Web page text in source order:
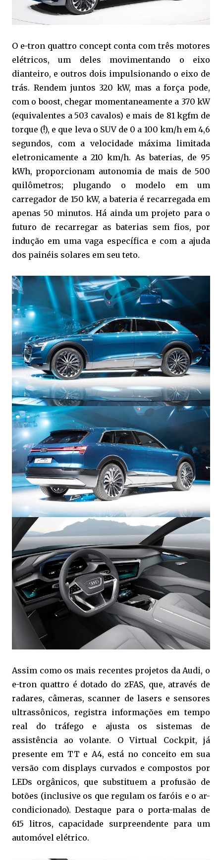
O e-tron quattro concept conta com três motores
elétricos, um deles movimentando o eixo
dianteiro, e outros dois impulsionando o eixo de
trás. Rendem juntos 320 kW, mas a força pode,
com o boost, chegar momentaneamente a 370 kW
(equivalentes a 503 cavalos) e mais de 81 kgfm de
torque (!), e que leva o SUV de 0 a 100 km/h em 4,6
segundos, com a velocidade máxima limitada
eletronicamente a 210 km/h. As baterias, de 95
kWh, proporcionam autonomia de mais de 500
quilômetros; plugando o modelo em um
carregador de 150 kW, a bateria é recarregada em
apenas 50 minutos. Há ainda um projeto para o
futuro de recarregar as baterias sem fios, por
indução em uma vaga específica e com a ajuda
dos painéis solares em seu teto.
Assim como os mais recentes projetos da Audi, o
e-tron quattro é dotado do zFAS, que, através de
radares, câmeras, scanner de lasers e sensores
ultrassônicos, registra informações em tempo
real do tráfego e ajusta os sistemas de
assistência ao volante. O Virtual Cockpit, já
presente em TT e A4, está no conceito em sua
versão com displays curvados e compostos por
LEDs orgânicos, que substituem a profusão de
botões (inclusive os que regulam os faróis e o ar-
condicionado). Destaque para o porta-malas de
615 litros, capacidade surpreendente para um
automóvel elétrico.